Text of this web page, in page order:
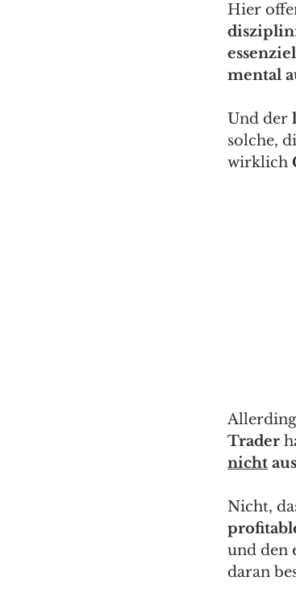
Hier
mental
Und der
solche,
wirklich
Trader
nicht
Nicht,
und den
daran